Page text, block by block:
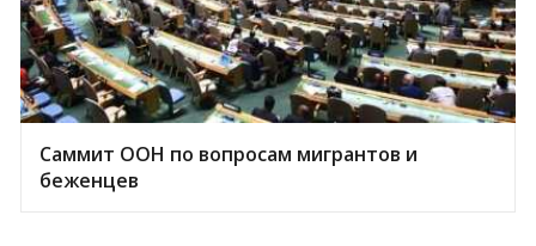
Саммит ООН по вопросам мигрантов и
беженцев